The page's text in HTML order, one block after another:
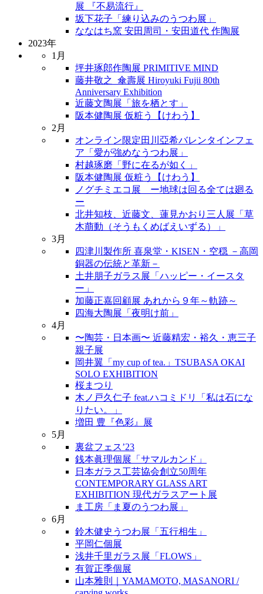
展 『不易流行』
坂下花子「練り込みのうつわ展」
ななはち窯 安田周司・安田道代 作陶展
2023年
1月
坪井琢郎作陶展 PRIMITIVE MIND
藤井敬之_傘壽展 Hiroyuki Fujii 80th
Anniversary Exhibition
近藤文陶展「旅を栖とす」
阪本健陶展 仮粧う【けわう】
2月
オンライン限定田川亞希バレンタインフェ
ア「愛が強めなうつわ展」
村越琢磨「野に在るが如く」
阪本健陶展 仮粧う【けわう】
ノグチミエコ展 ー地球は回る全ては廻る
ー
北井知枝、近藤文、蓮見かおり三人展「草
木萠動（そうもくめばえいずる）」
3月
四津川製作所 喜泉堂・KISEN・空穏 －高岡
銅器の伝統と革新－
土井朋子ガラス展「ハッピー・イースタ
ー」
加藤正嘉回顧展 あれから９年～軌跡～
四海大陶展「夜明け前」
4月
〜陶芸・日本画〜 近藤精宏・裕久・恵三子
親子展
岡井翼「my cup of tea.」TSUBASA OKAI
SOLO EXHIBITION
桜まつり
木ノ戸久仁子 feat.ハコミドリ「私は石にな
りたい。」
増田 豊『色彩』展
5月
裏盆フェス’23
銭本眞理個展「サマルカンド」
日本ガラス工芸協会創立50周年
CONTEMPORARY GLASS ART
EXHIBITION 現代ガラスアート展
ま工房「ま夏のうつわ展」
6月
鈴木健史うつわ展「五行相生」
平岡仁個展
浅井千里ガラス展「FLOWS」
有賀正季個展
山本雅則｜YAMAMOTO, MASANORI /